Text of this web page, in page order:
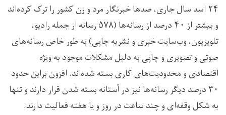
۲۴ اسد سال جاری، صدها خبرنگار مرد و زن کشور را ترک کرده‌اند
و بیشتر از ۴۰ درصد از رسانه‌ها (۵۷۸ رسانه از جمله رادیو،
تلویزیون، وب‌سایت خبری و نشریه چاپی) به طور خاص رسانه‌های
صوتی و تصویری و چاپی به دلیل مشکلات موجود به ویژه
اقتصادی و محدودیت‌های کاری بسته شده‌اند. افزون براین حدود
۳۰ درصد دیگر رسانه‌ها نیز در آستانه بسته شدن قرار دارند و تنها
به شکل وقفه‌ای و چند ساعت در روز و یا هفته فعالیت دارند.